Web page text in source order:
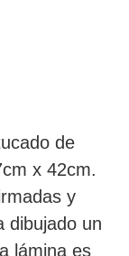
de
x 42cm.
y
dibujado un
lámina es